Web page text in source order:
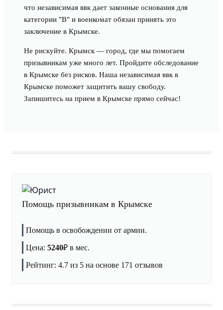
что независимая ввк дает законные основания для
категории "В" и военкомат обязан принять это
заключение в Крымске.
Не рискуйте. Крымск — город, где мы помогаем
призывникам уже много лет. Пройдите обследование
в Крымске без рисков. Наша независимая ввк в
Крымске поможет защитить вашу свободу.
Запишитесь на прием в Крымске прямо сейчас!
Помощь призывникам в Крымске
Помощь в освобождении от армии.
Цена: 5240₽ в мес.
Рейтинг: 4.7 из 5 на основе 171 отзывов